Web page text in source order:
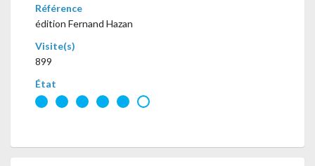
Référence
édition Fernand Hazan
Visite(s)
899
État